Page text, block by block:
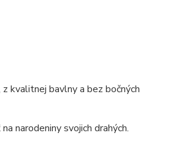
kvalitnej bavlny a bez bočných
narodeniny svojich drahých.